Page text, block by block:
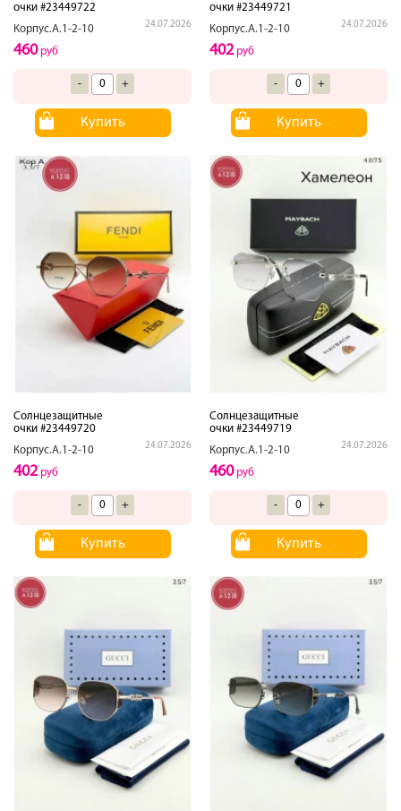
очки #23449722
Корпус.А.1-2-10
24.07.2026
460руб
- +
Купить
очки #23449721
Корпус.А.1-2-10
24.07.2026
402руб
- +
Купить
Солнцезащитные
очки #23449720
Корпус.А.1-2-10
24.07.2026
402руб
- +
Купить
Солнцезащитные
очки #23449719
Корпус.А.1-2-10
24.07.2026
460руб
- +
Купить